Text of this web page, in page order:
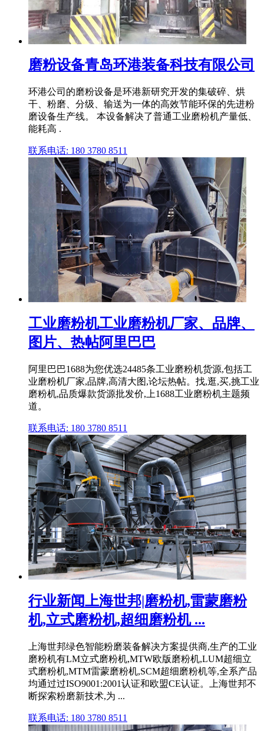
磨粉设备青岛环港装备科技有限公司
环港公司的磨粉设备是环港新研究开发的集破碎、烘
干、粉磨、分级、输送为一体的高效节能环保的先进粉
磨设备生产线。 本设备解决了普通工业磨粉机产量低、
能耗高 .
联系电话: 180 3780 8511
工业磨粉机工业磨粉机厂家、品牌、
图片、热帖阿里巴巴
阿里巴巴1688为您优选24485条工业磨粉机货源,包括工
业磨粉机厂家,品牌,高清大图,论坛热帖。找,逛,买,挑工业
磨粉机,品质爆款货源批发价,上1688工业磨粉机主题频
道。
联系电话: 180 3780 8511
行业新闻上海世邦|磨粉机,雷蒙磨粉
机,立式磨粉机,超细磨粉机 ...
上海世邦绿色智能粉磨装备解决方案提供商,生产的工业
磨粉机有LM立式磨粉机,MTW欧版磨粉机,LUM超细立
式磨粉机,MTM雷蒙磨粉机,SCM超细磨粉机等,全系产品
均通过过ISO9001:2001认证和欧盟CE认证。上海世邦不
断探索粉磨新技术,为 ...
联系电话: 180 3780 8511